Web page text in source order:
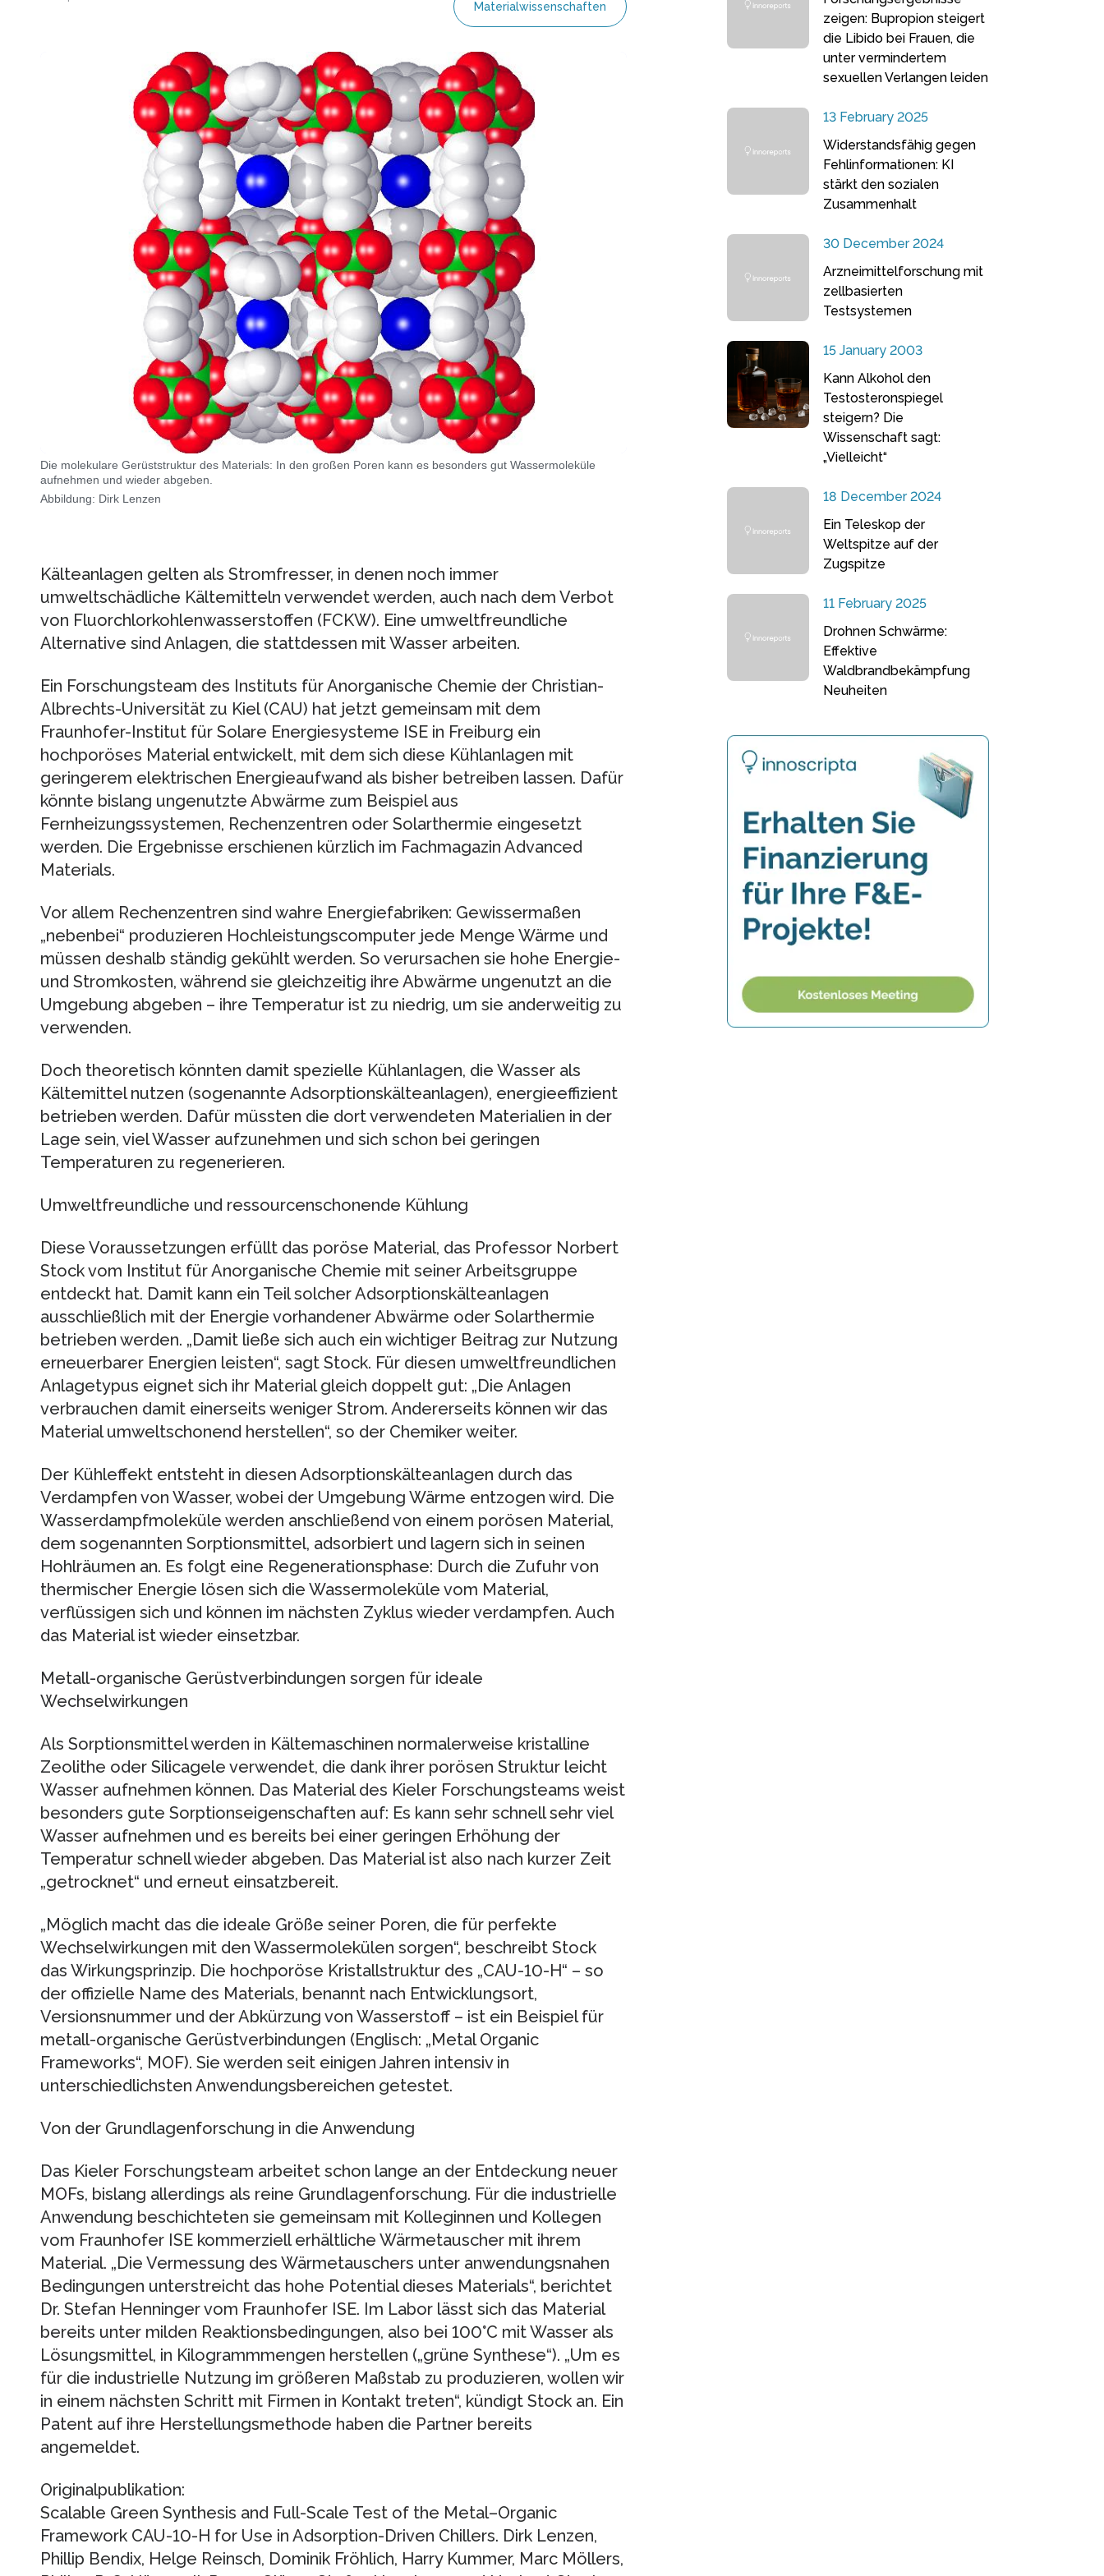
Materialwissenschaften
Die molekulare Gerüststruktur des Materials: In den großen Poren kann es besonders gut Wassermoleküle
aufnehmen und wieder abgeben.
Abbildung: Dirk Lenzen
Kälteanlagen gelten als Stromfresser, in denen noch immer
umweltschädliche Kältemitteln verwendet werden, auch nach dem Verbot
von Fluorchlorkohlenwasserstoffen (FCKW). Eine umweltfreundliche
Alternative sind Anlagen, die stattdessen mit Wasser arbeiten.
Ein Forschungsteam des Instituts für Anorganische Chemie der Christian-
Albrechts-Universität zu Kiel (CAU) hat jetzt gemeinsam mit dem
Fraunhofer-Institut für Solare Energiesysteme ISE in Freiburg ein
hochporöses Material entwickelt, mit dem sich diese Kühlanlagen mit
geringerem elektrischen Energieaufwand als bisher betreiben lassen. Dafür
könnte bislang ungenutzte Abwärme zum Beispiel aus
Fernheizungssystemen, Rechenzentren oder Solarthermie eingesetzt
werden. Die Ergebnisse erschienen kürzlich im Fachmagazin Advanced
Materials.
Vor allem Rechenzentren sind wahre Energiefabriken: Gewissermaßen
„nebenbei“ produzieren Hochleistungscomputer jede Menge Wärme und
müssen deshalb ständig gekühlt werden. So verursachen sie hohe Energie-
und Stromkosten, während sie gleichzeitig ihre Abwärme ungenutzt an die
Umgebung abgeben – ihre Temperatur ist zu niedrig, um sie anderweitig zu
verwenden.
Doch theoretisch könnten damit spezielle Kühlanlagen, die Wasser als
Kältemittel nutzen (sogenannte Adsorptionskälteanlagen), energieeffizient
betrieben werden. Dafür müssten die dort verwendeten Materialien in der
Lage sein, viel Wasser aufzunehmen und sich schon bei geringen
Temperaturen zu regenerieren.
Umweltfreundliche und ressourcenschonende Kühlung
Diese Voraussetzungen erfüllt das poröse Material, das Professor Norbert
Stock vom Institut für Anorganische Chemie mit seiner Arbeitsgruppe
entdeckt hat. Damit kann ein Teil solcher Adsorptionskälteanlagen
ausschließlich mit der Energie vorhandener Abwärme oder Solarthermie
betrieben werden. „Damit ließe sich auch ein wichtiger Beitrag zur Nutzung
erneuerbarer Energien leisten“, sagt Stock. Für diesen umweltfreundlichen
Anlagetypus eignet sich ihr Material gleich doppelt gut: „Die Anlagen
verbrauchen damit einerseits weniger Strom. Andererseits können wir das
Material umweltschonend herstellen“, so der Chemiker weiter.
Der Kühleffekt entsteht in diesen Adsorptionskälteanlagen durch das
Verdampfen von Wasser, wobei der Umgebung Wärme entzogen wird. Die
Wasserdampfmoleküle werden anschließend von einem porösen Material,
dem sogenannten Sorptionsmittel, adsorbiert und lagern sich in seinen
Hohlräumen an. Es folgt eine Regenerationsphase: Durch die Zufuhr von
thermischer Energie lösen sich die Wassermoleküle vom Material,
verflüssigen sich und können im nächsten Zyklus wieder verdampfen. Auch
das Material ist wieder einsetzbar.
Metall-organische Gerüstverbindungen sorgen für ideale
Wechselwirkungen
Als Sorptionsmittel werden in Kältemaschinen normalerweise kristalline
Zeolithe oder Silicagele verwendet, die dank ihrer porösen Struktur leicht
Wasser aufnehmen können. Das Material des Kieler Forschungsteams weist
besonders gute Sorptionseigenschaften auf: Es kann sehr schnell sehr viel
Wasser aufnehmen und es bereits bei einer geringen Erhöhung der
Temperatur schnell wieder abgeben. Das Material ist also nach kurzer Zeit
„getrocknet“ und erneut einsatzbereit.
„Möglich macht das die ideale Größe seiner Poren, die für perfekte
Wechselwirkungen mit den Wassermolekülen sorgen“, beschreibt Stock
das Wirkungsprinzip. Die hochporöse Kristallstruktur des „CAU-10-H“ – so
der offizielle Name des Materials, benannt nach Entwicklungsort,
Versionsnummer und der Abkürzung von Wasserstoff – ist ein Beispiel für
metall-organische Gerüstverbindungen (Englisch: „Metal Organic
Frameworks“, MOF). Sie werden seit einigen Jahren intensiv in
unterschiedlichsten Anwendungsbereichen getestet.
Von der Grundlagenforschung in die Anwendung
Das Kieler Forschungsteam arbeitet schon lange an der Entdeckung neuer
MOFs, bislang allerdings als reine Grundlagenforschung. Für die industrielle
Anwendung beschichteten sie gemeinsam mit Kolleginnen und Kollegen
vom Fraunhofer ISE kommerziell erhältliche Wärmetauscher mit ihrem
Material. „Die Vermessung des Wärmetauschers unter anwendungsnahen
Bedingungen unterstreicht das hohe Potential dieses Materials“, berichtet
Dr. Stefan Henninger vom Fraunhofer ISE. Im Labor lässt sich das Material
bereits unter milden Reaktionsbedingungen, also bei 100°C mit Wasser als
Lösungsmittel, in Kilogrammmengen herstellen („grüne Synthese“). „Um es
für die industrielle Nutzung im größeren Maßstab zu produzieren, wollen wir
in einem nächsten Schritt mit Firmen in Kontakt treten“, kündigt Stock an. Ein
Patent auf ihre Herstellungsmethode haben die Partner bereits
angemeldet.
Originalpublikation:
Scalable Green Synthesis and Full-Scale Test of the Metal–Organic
Framework CAU-10-H for Use in Adsorption-Driven Chillers. Dirk Lenzen,
Phillip Bendix, Helge Reinsch, Dominik Fröhlich, Harry Kummer, Marc Möllers,
zeigen: Bupropion steigert
die Libido bei Frauen, die
unter vermindertem
sexuellen Verlangen leiden
13 February 2025
Widerstandsfähig gegen
Fehlinformationen: KI
stärkt den sozialen
Zusammenhalt
30 December 2024
Arzneimittelforschung mit
zellbasierten
Testsystemen
15 January 2003
Kann Alkohol den
Testosteronspiegel
steigern? Die
Wissenschaft sagt:
„Vielleicht“
18 December 2024
Ein Teleskop der
Weltspitze auf der
Zugspitze
11 February 2025
Drohnen Schwärme:
Effektive
Waldbrandbekämpfung
Neuheiten